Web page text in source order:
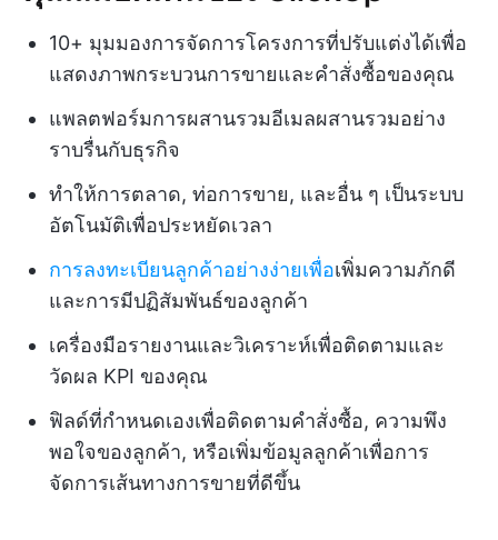
10+ มุมมองการจัดการโครงการที่ปรับแต่งได้เพื่อ
แสดงภาพกระบวนการขายและคำสั่งซื้อของคุณ
แพลตฟอร์มการผสานรวมอีเมลผสานรวมอย่าง
ราบรื่นกับธุรกิจ
ทำให้การตลาด, ท่อการขาย, และอื่น ๆ เป็นระบบ
อัตโนมัติเพื่อประหยัดเวลา
การลงทะเบียนลูกค้าอย่างง่ายเพื่อเพิ่มความภักดี
และการมีปฏิสัมพันธ์ของลูกค้า
เครื่องมือรายงานและวิเคราะห์เพื่อติดตามและ
วัดผล KPI ของคุณ
ฟิลด์ที่กำหนดเองเพื่อติดตามคำสั่งซื้อ, ความพึง
พอใจของลูกค้า, หรือเพิ่มข้อมูลลูกค้าเพื่อการ
จัดการเส้นทางการขายที่ดีขึ้น